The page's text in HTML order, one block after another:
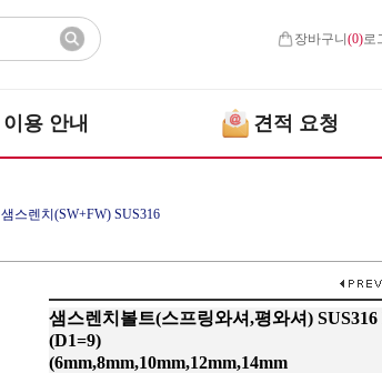
장바구니(0)로
이용 안내 견적 요청
샘스렌치(SW+FW) SUS316
샘스렌치볼트(스프링와셔,평와셔) SUS316
(D1=9)
(6mm,8mm,10mm,12mm,14mm